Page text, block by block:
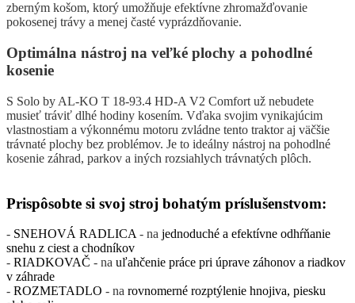
zberným košom, ktorý umožňuje efektívne zhromažďovanie
pokosenej trávy a menej časté vyprázdňovanie.
Optimálna nástroj na veľké plochy a pohodlné
kosenie
S Solo by AL-KO T 18-93.4 HD-A V2 Comfort už nebudete
musieť tráviť dlhé hodiny kosením. Vďaka svojim vynikajúcim
vlastnostiam a výkonnému motoru zvládne tento traktor aj väčšie
trávnaté plochy bez problémov. Je to ideálny nástroj na pohodlné
kosenie záhrad, parkov a iných rozsiahlych trávnatých plôch.
Prispôsobte si svoj stroj bohatým príslušenstvom:
- SNEHOVÁ RADLICA - na jednoduché a efektívne odhŕňanie
snehu z ciest a chodníkov
- RIADKOVAČ - na uľahčenie práce pri úprave záhonov a riadkov
v záhrade
- ROZMETADLO - na rovnomerné rozptýlenie hnojiva, piesku